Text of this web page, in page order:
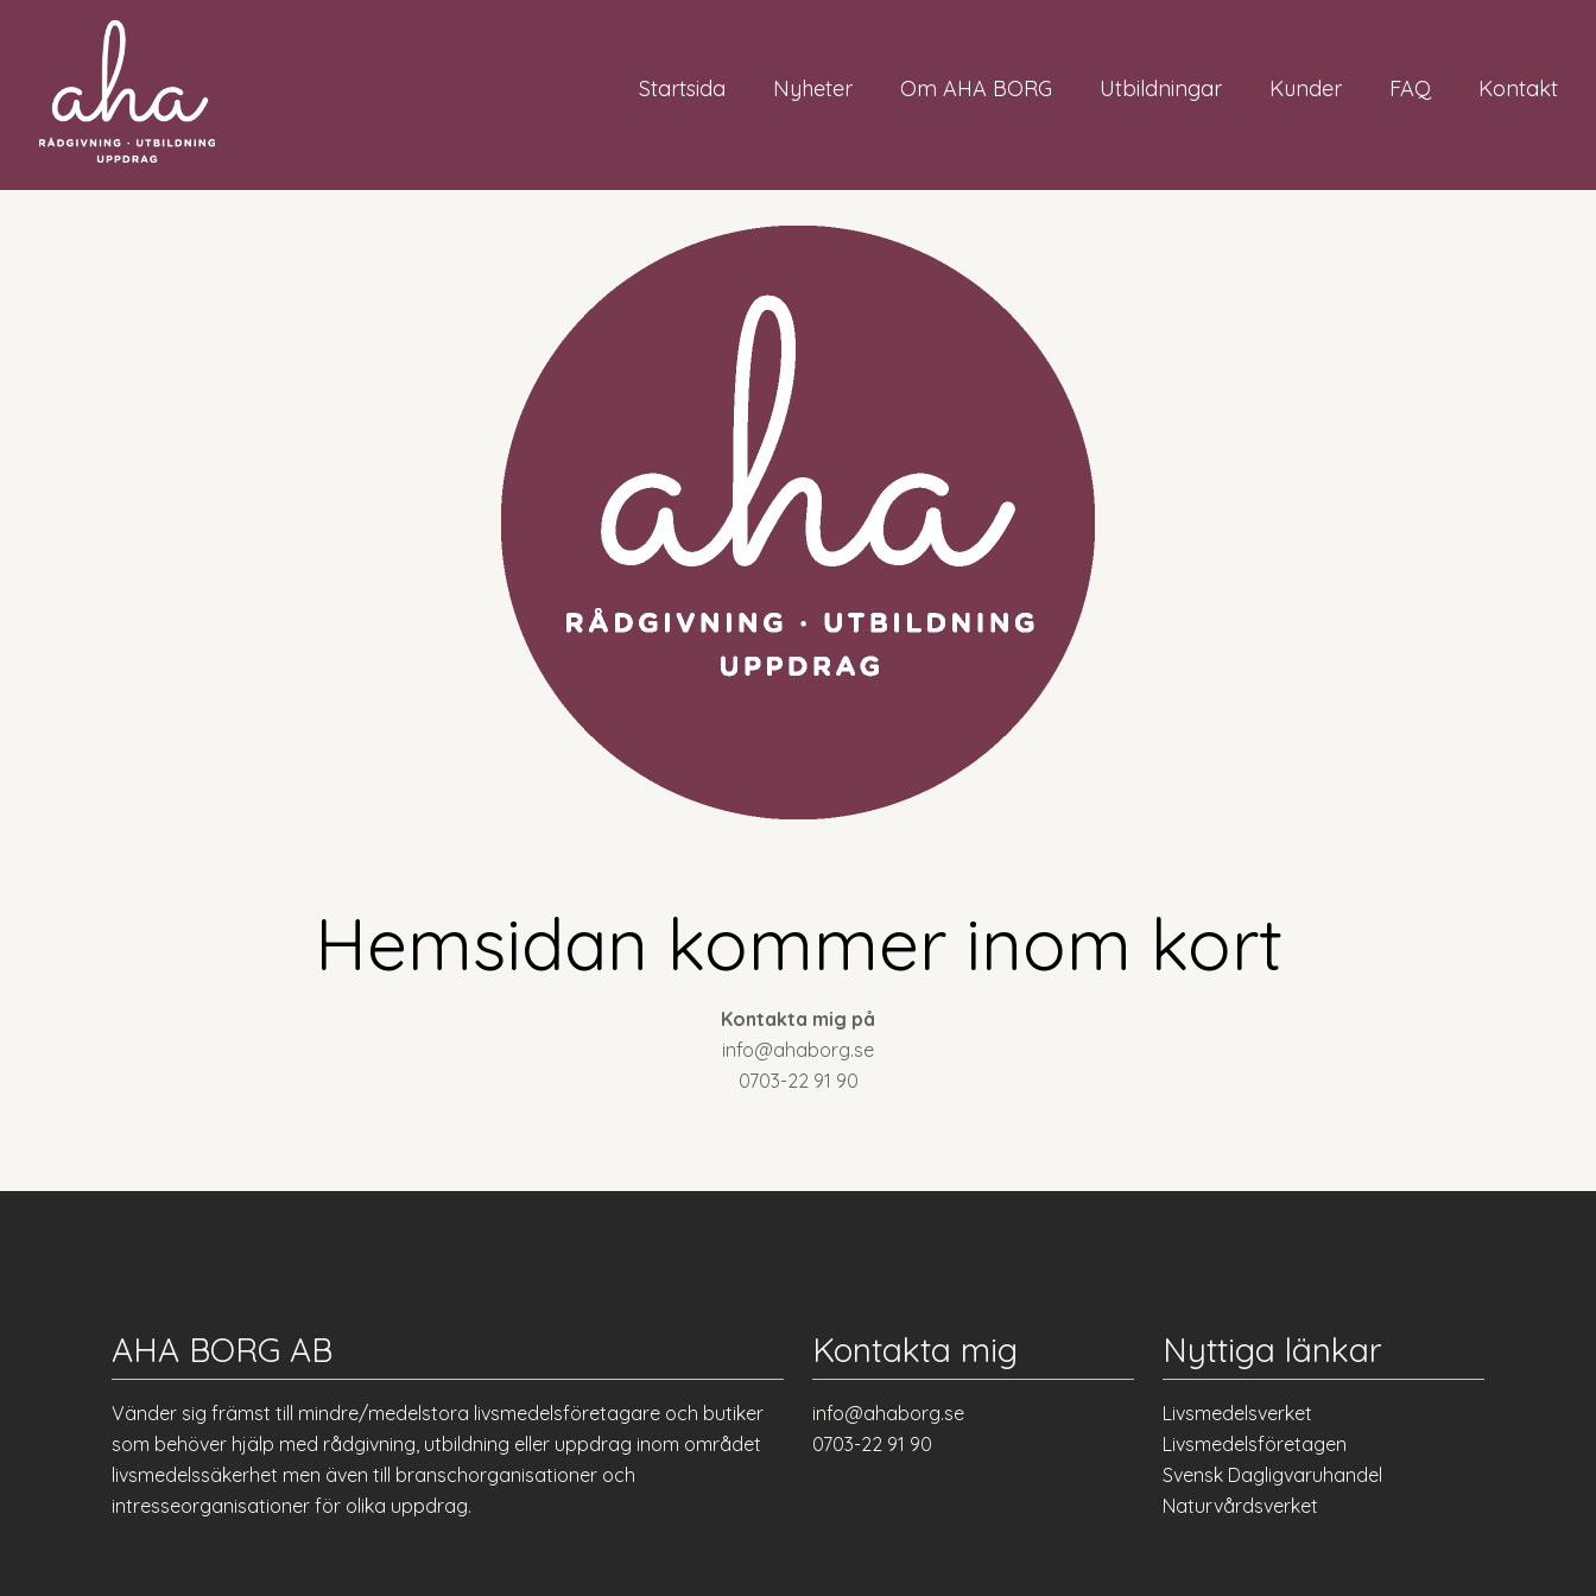
Startsida Nyheter Om AHA BORG Utbildningar Kunder FAQ Kontakt
Hemsidan kommer inom kort
Kontakta mig på
info@ahaborg.se
0703-22 91 90
AHA BORG AB
Vänder sig främst till mindre/medelstora livsmedelsföretagare och butiker
som behöver hjälp med rådgivning, utbildning eller uppdrag inom området
livsmedelssäkerhet men även till branschorganisationer och
intresseorganisationer för olika uppdrag.
Kontakta mig
info@ahaborg.se
0703-22 91 90
Nyttiga länkar
Livsmedelsverket
Livsmedelsföretagen
Svensk Dagligvaruhandel
Naturvårdsverket